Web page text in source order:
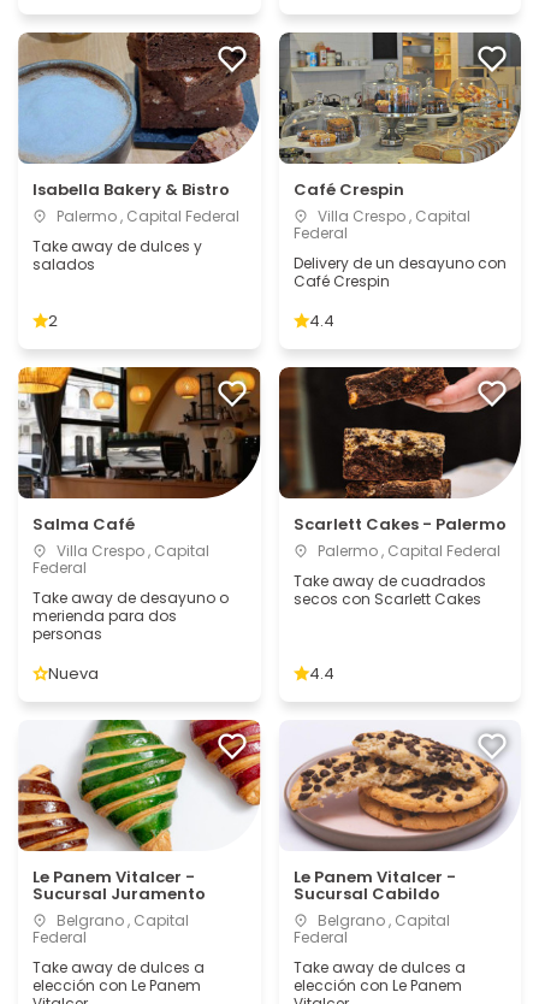
Isabella Bakery & Bistro
Palermo , Capital Federal
Take away de dulces y
salados
2
Café Crespin
Villa Crespo , Capital
Federal
Delivery de un desayuno con
Café Crespin
4.4
Salma Café
Villa Crespo , Capital
Federal
Take away de desayuno o
merienda para dos
personas
Nueva
Scarlett Cakes - Palermo
Palermo , Capital Federal
Take away de cuadrados
secos con Scarlett Cakes
4.4
Le Panem Vitalcer -
Sucursal Juramento
Belgrano , Capital
Federal
Take away de dulces a
elección con Le Panem
Le Panem Vitalcer -
Sucursal Cabildo
Belgrano , Capital
Federal
Take away de dulces a
elección con Le Panem